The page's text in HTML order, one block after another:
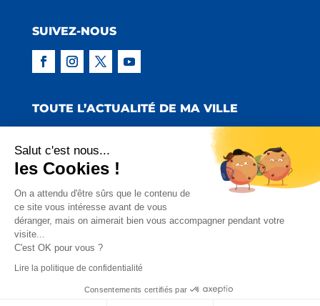
SUIVEZ-NOUS
TOUTE L’ACTUALITÉ DE MA VILLE
Copyright © 2022 Mairie de Claira | Réalisation
:Emmaluc Communication
Mentions Légales
Charte Facebook
Salut c'est nous...
les Cookies !
On a attendu d'être sûrs que le contenu de
ce site vous intéresse avant de vous
déranger, mais on aimerait bien vous accompagner pendant votre
visite...
C'est OK pour vous ?
Lire la politique de confidentialité
Consentements certifiés par